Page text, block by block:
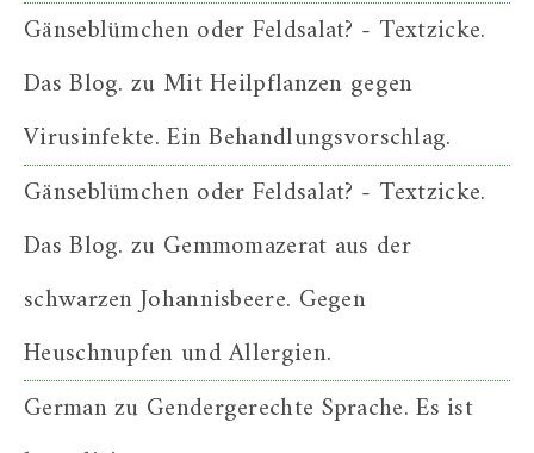
Gänseblümchen oder Feldsalat? - Textzicke.
Das Blog. zu Mit Heilpflanzen gegen
Virusinfekte. Ein Behandlungsvorschlag.
Gänseblümchen oder Feldsalat? - Textzicke.
Das Blog. zu Gemmomazerat aus der
schwarzen Johannisbeere. Gegen
Heuschnupfen und Allergien.
Germanzu Gendergerechte Sprache. Es ist